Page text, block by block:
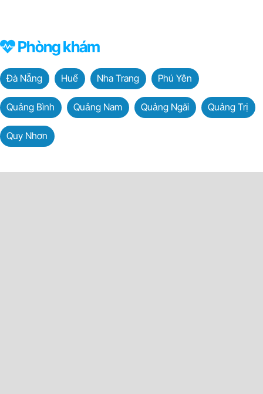
Phòng khám
Đà Nẵng Huế Nha Trang Phú Yên
Quảng Bình Quảng Nam Quảng Ngãi Quảng Trị
Quy Nhơn